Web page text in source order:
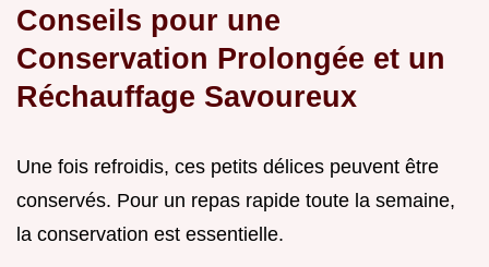
Conseils pour une
Conservation Prolongée et un
Réchauffage Savoureux
Une fois refroidis, ces petits délices peuvent être
conservés. Pour un repas rapide toute la semaine,
la conservation est essentielle.